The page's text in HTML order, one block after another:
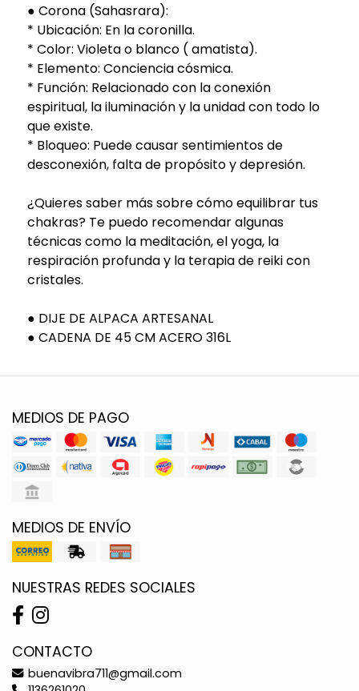
● Corona (Sahasrara):
* Ubicación: En la coronilla.
* Color: Violeta o blanco ( amatista).
* Elemento: Conciencia cósmica.
* Función: Relacionado con la conexión
espiritual, la iluminación y la unidad con todo lo
que existe.
* Bloqueo: Puede causar sentimientos de
desconexión, falta de propósito y depresión.
¿Quieres saber más sobre cómo equilibrar tus
chakras? Te puedo recomendar algunas
técnicas como la meditación, el yoga, la
respiración profunda y la terapia de reiki con
cristales.
● DIJE DE ALPACA ARTESANAL
● CADENA DE 45 CM ACERO 316L
MEDIOS DE PAGO
MEDIOS DE ENVÍO
NUESTRAS REDES SOCIALES
CONTACTO
buenavibra711@gmail.com